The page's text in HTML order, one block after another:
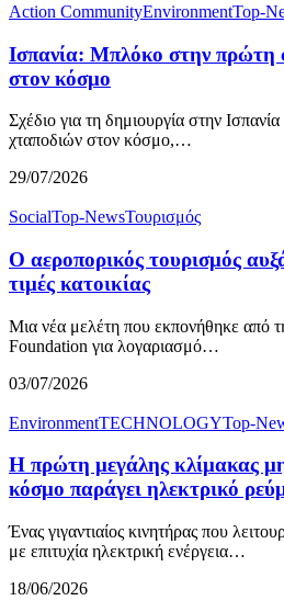
Action CommunityEnvironmentTop-
Ισπανία: Μπλόκο στην πρώτη
στον κόσμο
Σχέδιο για τη δημιουργία στην
χταποδιών στον κόσμο,…
29/07/2026
SocialTop-NewsΤουρισμός
Ο αεροπορικός τουρισμός
τιμές κατοικίας
Μια νέα μελέτη που εκπονήθηκε από
Foundation για λογαριασμό…
03/07/2026
EnvironmentTECHNOLOGYTop-
Η πρώτη μεγάλης κλίμακας
κόσμο παράγει ηλεκτρικό
Ένας γιγαντιαίος κινητήρας που
με επιτυχία ηλεκτρική ενέργεια…
18/06/2026